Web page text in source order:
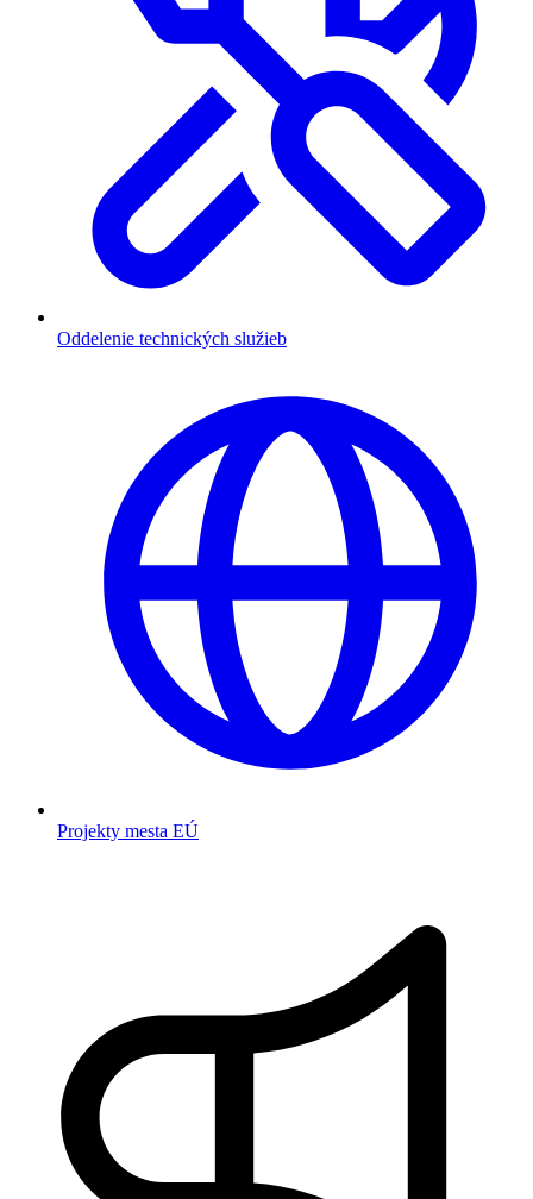
Oddelenie technických služieb
Projekty mesta EÚ